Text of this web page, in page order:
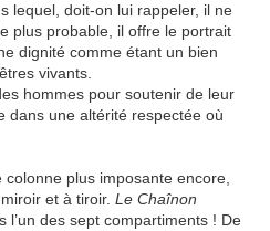
lequel, doit-on lui rappeler, il ne
plus probable, il offre le portrait
dignité comme étant un bien
vivants.
hommes pour soutenir de leur
dans une altérité respectée où
plus imposante encore,
et à tiroir. Le Chaînon
des sept compartiments ! De